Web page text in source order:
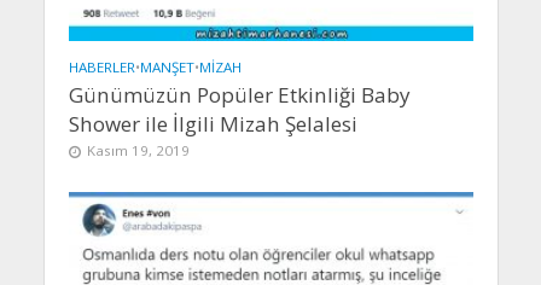
HABERLER•MANŞET•MIZAH
Günümüzün Popüler Etkinliği Baby
Shower ile İlgili Mizah Şelalesi
Kasım 19, 2019